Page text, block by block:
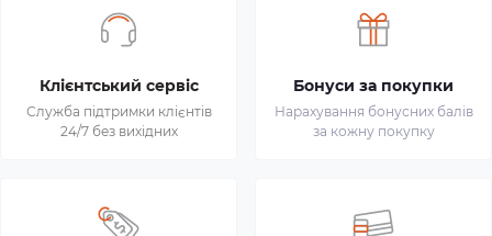
Клієнтський сервіс
Служба підтримки клієнтів
24/7 без вихідних
Бонуси за покупки
Нарахування бонусних балів
за кожну покупку